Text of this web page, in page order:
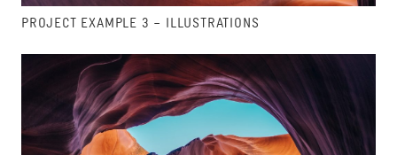
PROJECT EXAMPLE 3 – ILLUSTRATIONS